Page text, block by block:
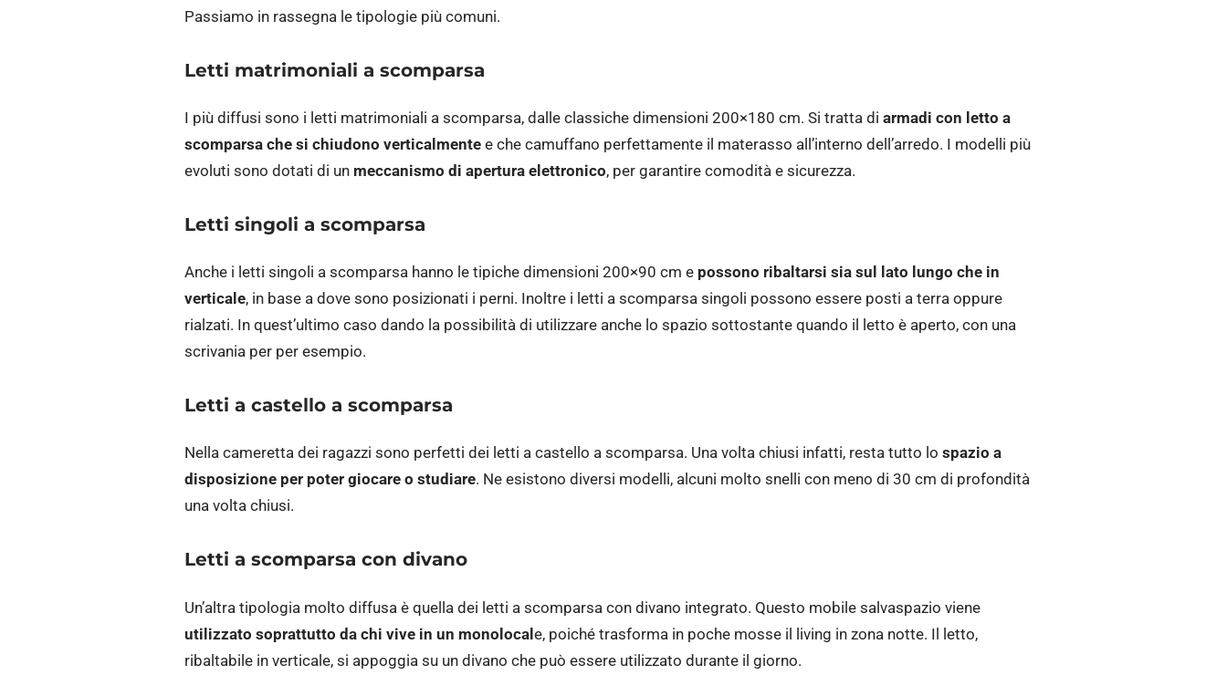
Passiamo in rassegna le tipologie più comuni.
Letti matrimoniali a scomparsa
I più diffusi sono i letti matrimoniali a scomparsa, dalle classiche dimensioni 200×180 cm. Si tratta di armadi con letto a
scomparsa che si chiudono verticalmente e che camuffano perfettamente il materasso all’interno dell’arredo. I modelli più
evoluti sono dotati di un meccanismo di apertura elettronico, per garantire comodità e sicurezza.
Letti singoli a scomparsa
Anche i letti singoli a scomparsa hanno le tipiche dimensioni 200×90 cm e possono ribaltarsi sia sul lato lungo che in
verticale, in base a dove sono posizionati i perni. Inoltre i letti a scomparsa singoli possono essere posti a terra oppure
rialzati. In quest’ultimo caso dando la possibilità di utilizzare anche lo spazio sottostante quando il letto è aperto, con una
scrivania per per esempio.
Letti a castello a scomparsa
Nella cameretta dei ragazzi sono perfetti dei letti a castello a scomparsa. Una volta chiusi infatti, resta tutto lo spazio a
disposizione per poter giocare o studiare. Ne esistono diversi modelli, alcuni molto snelli con meno di 30 cm di profondità
una volta chiusi.
Letti a scomparsa con divano
Un’altra tipologia molto diffusa è quella dei letti a scomparsa con divano integrato. Questo mobile salvaspazio viene
utilizzato soprattutto da chi vive in un monolocale, poiché trasforma in poche mosse il living in zona notte. Il letto,
ribaltabile in verticale, si appoggia su un divano che può essere utilizzato durante il giorno.